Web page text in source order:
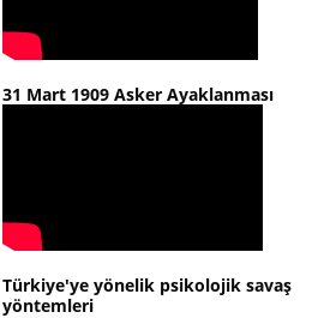
31 Mart 1909 Asker Ayaklanması
Türkiye'ye yönelik psikolojik savaş
yöntemleri